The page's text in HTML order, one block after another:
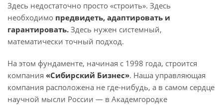
Здесь недостаточно просто «строить». Здесь
необходимо предвидеть, адаптировать и
гарантировать. Здесь нужен системный,
математически точный подход.
На этом фундаменте, начиная с 1998 года, строится
компания «Сибирский Бизнес». Наша управляющая
компания расположена не где-нибудь, а в самом сердце
научной мысли России — в Академгородке